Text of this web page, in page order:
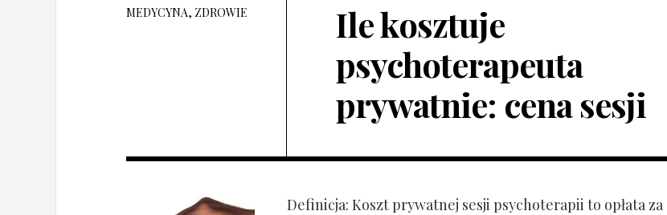
MEDYCYNA, ZDROWIE
Ile kosztuje
psychoterapeuta
prywatnie: cena sesji
Definicja: Koszt prywatnej sesji psychoterapii to opłata